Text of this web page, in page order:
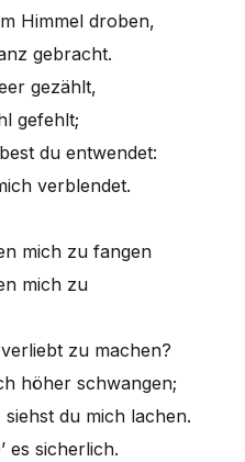
Himmel droben,
gebracht.
gezählt,
gefehlt;
du entwendet:
verblendet.
mich zu fangen
mich zu
zu machen?
höher schwangen;
du mich lachen.
es sicherlich.